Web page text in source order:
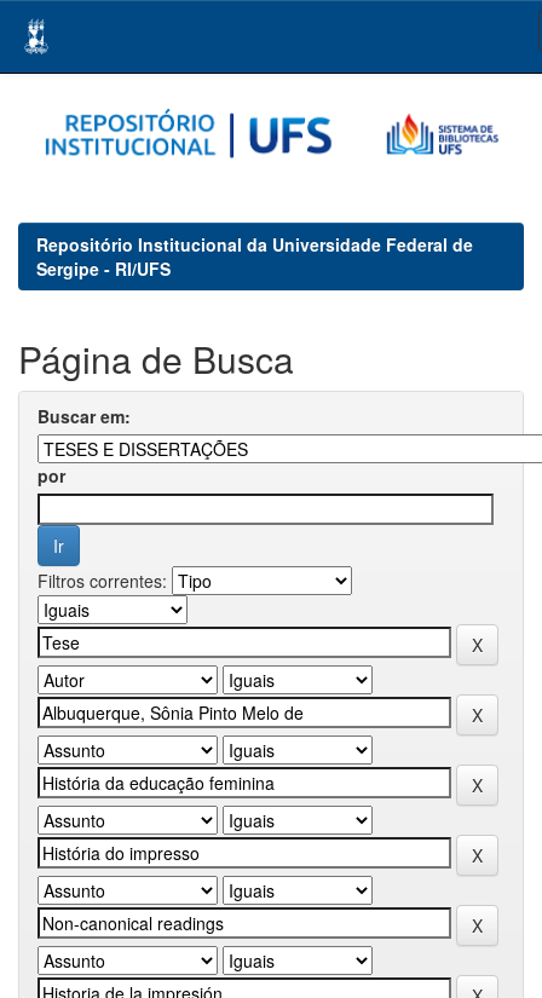
navigation
Repositório Institucional da Universidade Federal de
Sergipe - RI/UFS
Página de Busca
Buscar em:
por
Filtros correntes: